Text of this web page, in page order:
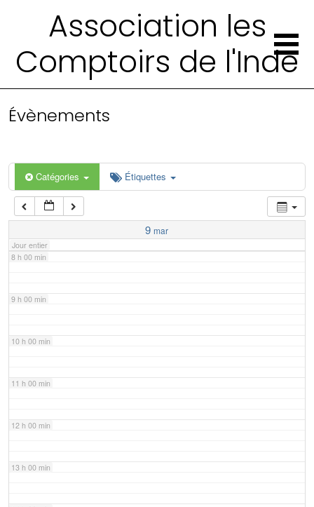
Association les
Comptoirs de l'Inde
Évènements
Catégories Étiquettes
9 mar
Jour entier
4 h 00 min
6 h 00 min
7 h 00 min
8 h 00 min
9 h 00 min
10 h 00 min
11 h 00 min
12 h 00 min
13 h 00 min